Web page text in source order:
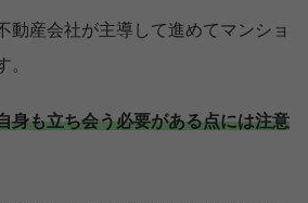
動産会社が主導して進めてマンショ
。
身も立ち会う必要がある点には注意